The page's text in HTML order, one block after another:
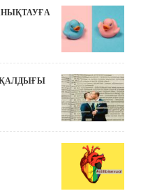
ҚАЛДЫҒЫ